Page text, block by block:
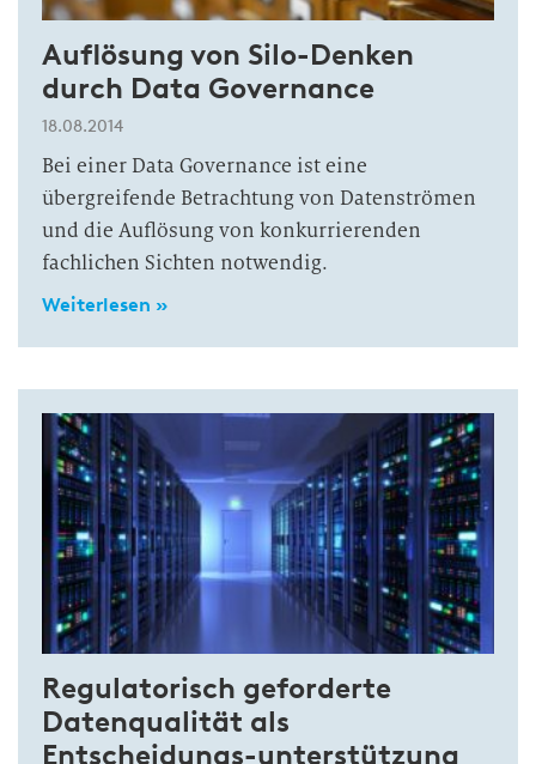
Auflösung von Silo-Denken
durch Data Governance
18.08.2014
Bei einer Data Governance ist eine
übergreifende Betrachtung von Datenströmen
und die Auflösung von konkurrierenden
fachlichen Sichten notwendig.
Weiterlesen »
Regulatorisch geforderte
Datenqualität als
Entscheidungs-unterstützung